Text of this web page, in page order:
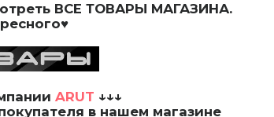
ВСЕ ТОВАРЫ МАГАЗИНА.
ARUT ↓↓↓
в нашем магазине